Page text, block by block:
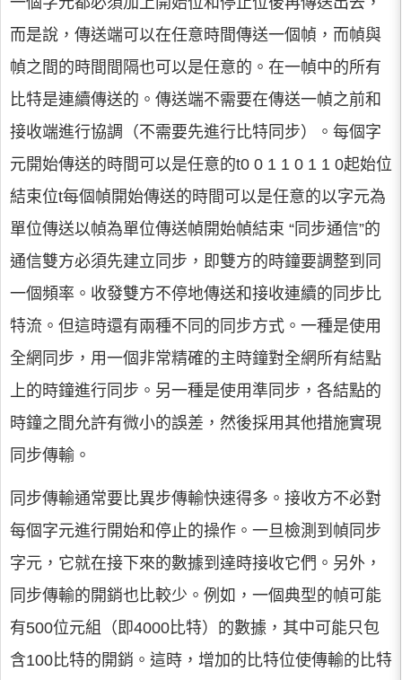
而是說，傳送端可以在任意時間傳送一個幀，而幀與
幀之間的時間間隔也可以是任意的。在一幀中的所有
比特是連續傳送的。傳送端不需要在傳送一幀之前和
接收端進行協調（不需要先進行比特同步）。每個字
元開始傳送的時間可以是任意的t0 0 1 1 0 1 1 0起始位
結束位t每個幀開始傳送的時間可以是任意的以字元為
單位傳送以幀為單位傳送幀開始幀結束 “同步通信”的
通信雙方必須先建立同步，即雙方的時鐘要調整到同
一個頻率。收發雙方不停地傳送和接收連續的同步比
特流。但這時還有兩種不同的同步方式。一種是使用
全網同步，用一個非常精確的主時鐘對全網所有結點
上的時鐘進行同步。另一種是使用準同步，各結點的
時鐘之間允許有微小的誤差，然後採用其他措施實現
同步傳輸。
同步傳輸通常要比異步傳輸快速得多。接收方不必對
每個字元進行開始和停止的操作。一旦檢測到幀同步
字元，它就在接下來的數據到達時接收它們。另外，
同步傳輸的開銷也比較少。例如，一個典型的幀可能
有500位元組（即4000比特）的數據，其中可能只包
含100比特的開銷。這時，增加的比特位使傳輸的比特